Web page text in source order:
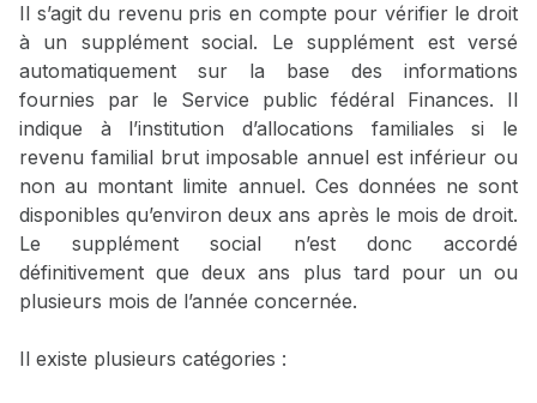
Il s’agit du revenu pris en compte pour vérifier le droit
à un supplément social. Le supplément est versé
automatiquement sur la base des informations
fournies par le Service public fédéral Finances. Il
indique à l’institution d’allocations familiales si le
revenu familial brut imposable annuel est inférieur ou
non au montant limite annuel. Ces données ne sont
disponibles qu’environ deux ans après le mois de droit.
Le supplément social n’est donc accordé
définitivement que deux ans plus tard pour un ou
plusieurs mois de l’année concernée.
Il existe plusieurs catégories :